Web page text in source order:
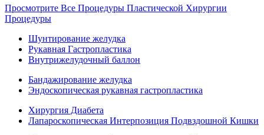
Просмотрите Все Процедуры Пластической Хирургии
Процедуры
Шунтирование желудка
Рукавная Гастропластика
Внутрижелудочный баллон
Бандажирование желудка
Эндоскопическая рукавная гастропластика
Хирургия Диабета
Лапароскопическая Интерпозиция Подвздошной Кишки